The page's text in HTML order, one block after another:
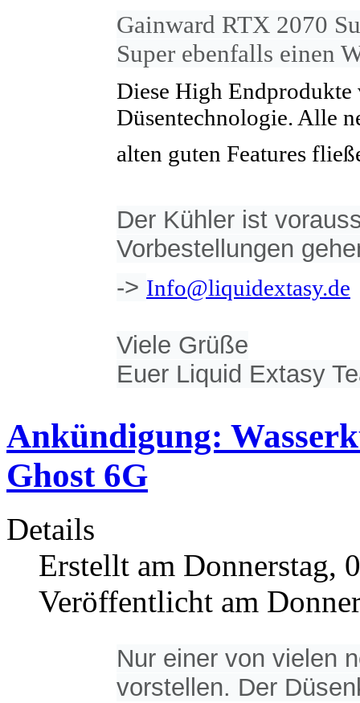
Gainward RTX 2070
Super ebenfalls einen
Diese High Endprodukte
Düsentechnologie. Alle
alten guten Features
Der Kühler ist
Vorbestellungen
-> Info@liquidextasy.de
Viele Grüße
Euer Liquid Extasy
Ankündigung:
Ghost 6G
Details
Erstellt am Donnerstag,
Veröffentlicht am
Nur einer von vielen
vorstellen. Der